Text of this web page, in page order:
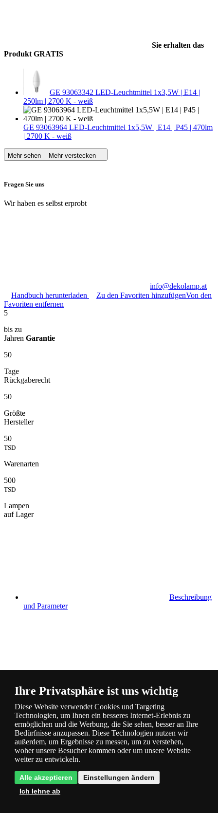
Sie erhalten das
Produkt GRATIS
GE 93063342 LED-Leuchtmittel 1x3,5W | E14 |
250lm | 2700 K - weiß
GE 93063964 LED-Leuchtmittel 1x5,5W | E14 | P45 | 470lm
| 2700 K - weiß
Mehr sehen Mehr verstecken
Fragen Sie uns
Wir haben es selbst erprobt
info@dekolamp.at
Handbuch herunterladen
Zu den Favoriten hinzufügenVon den
Favoriten entfernen
5
bis zu
Jahren Garantie
50
Tage
Rückgaberecht
50
Größte
Hersteller
50
TSD
Warenarten
500
TSD
Lampen
auf Lager
Beschreibung
und Parameter
Bewertung
Ihre Privatsphäre ist uns wichtig
Diese Website verwendet Cookies und Targeting
Technologien, um Ihnen ein besseres Internet-Erlebnis zu
ermöglichen und die Werbung, die Sie sehen, besser an Ihre
Bedürfnisse anzupassen. Diese Technologien nutzen wir
außerdem, um Ergebnisse zu messen, um zu verstehen,
woher unsere Besucher kommen oder um unsere Website
weiter zu entwickeln.
Alle akzeptieren
Einstellungen ändern
Ich lehne ab